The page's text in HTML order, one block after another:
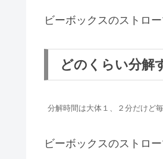
ビーボックスのストロ
どのくらい分解
分解時間は大体１、２分だけど
ビーボックスのストロ